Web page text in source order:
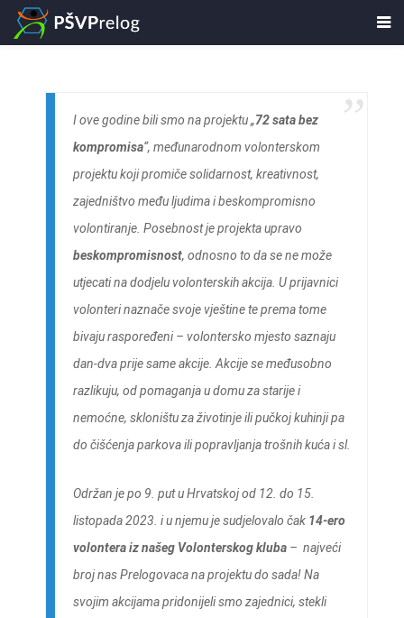
I ove godine bili smo na projektu „72 sata bez
kompromisa“, međunarodnom volonterskom
projektu koji promiče solidarnost, kreativnost,
zajedništvo među ljudima i beskompromisno
volontiranje. Posebnost je projekta upravo
beskompromisnost, odnosno to da se ne može
utjecati na dodjelu volonterskih akcija. U prijavnici
volonteri naznače svoje vještine te prema tome
bivaju raspoređeni – volontersko mjesto saznaju
dan-dva prije same akcije. Akcije se međusobno
razlikuju, od pomaganja u domu za starije i
nemoćne, skloništu za životinje ili pučkoj kuhinji pa
do čišćenja parkova ili popravljanja trošnih kuća i sl.
Održan je po 9. put u Hrvatskoj od 12. do 15.
listopada 2023. i u njemu je sudjelovalo čak 14-ero
volonteraiz našeg Volonterskog kluba – najveći
broj nas Prelogovaca na projektu do sada! Na
svojim akcijama pridonijeli smo zajednici, stekli